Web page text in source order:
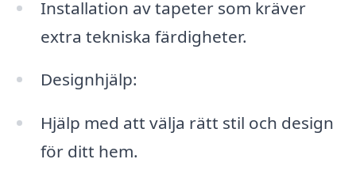
Installation av tapeter som kräver
extra tekniska färdigheter.
Designhjälp:
Hjälp med att välja rätt stil och design
för ditt hem.